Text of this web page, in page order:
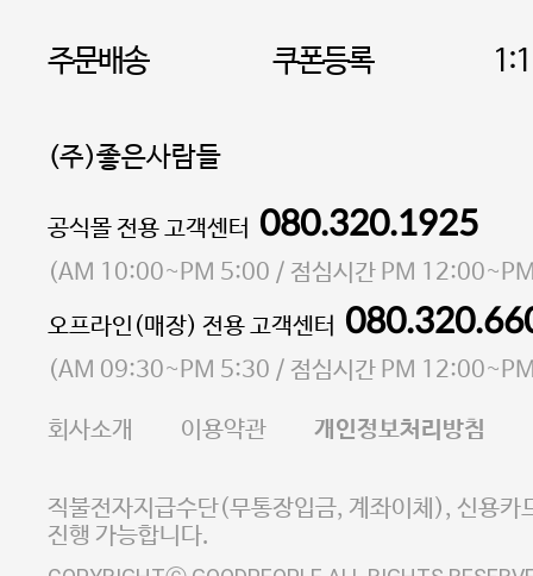
주문배송 쿠폰등록
(주)좋은사람들
대표 이성현,박영환| 개인정보관리책임자 김상현
소재지 서울특별시 마포구 마포대로4다길 41 마포
통신판매업 신고번호 2023-서울마포-3931호
사업자등록번호 105-81-58242
E-MAIL goodpeople@gpin.co.kr
사업자정보확인
이니시스 에스크로 서비
공식몰 전용 고객센터 080.320.1925
(AM 10:00~PM 5:00 / 점심시간 PM
오프라인(매장) 전용 고객센터
(AM 09:30~PM 5:30 / 점심시간 PM
회사소개 이용약관 개인정보처리방침
직불전자지급수단(무통장입금, 계좌이체), 신용카
진행 가능합니다.